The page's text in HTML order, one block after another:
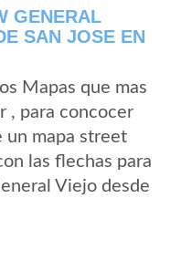
GENERAL
SAN JOSE EN
Mapas que mas
, para concocer
un mapa street
las flechas para
Viejo desde